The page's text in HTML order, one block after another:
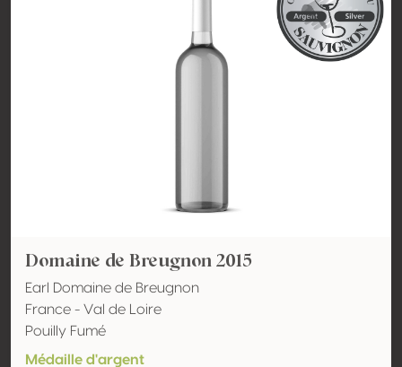
Domaine de Breugnon 2015
Earl Domaine de Breugnon
France - Val de Loire
Pouilly Fumé
Médaille d'argent